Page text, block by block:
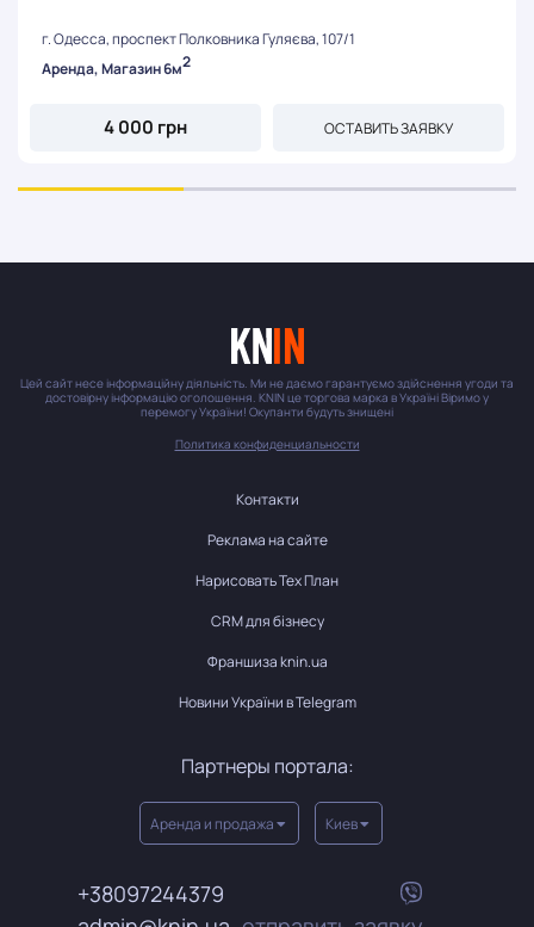
г. Одесса, проспект Полковника Гуляєва, 107/1
Аренда, Магазин 6м2
4 000 грн ОСТАВИТЬ ЗАЯВКУ
Цей сайт несе інформаційну діяльність. Ми не даємо гарантуємо здійснення угоди та
достовірну інформацію оголошення. KNIN це торгова марка в Україні Віримо у
перемогу України! Окупанти будуть знищені
Политика конфиденциальности
Контакти
Реклама на сайте
Нарисовать Тех План
CRM для бізнесу
Франшиза knin.ua
Новини України в Telegram
Партнеры портала:
Аренда и продажа Киев
+38097244379